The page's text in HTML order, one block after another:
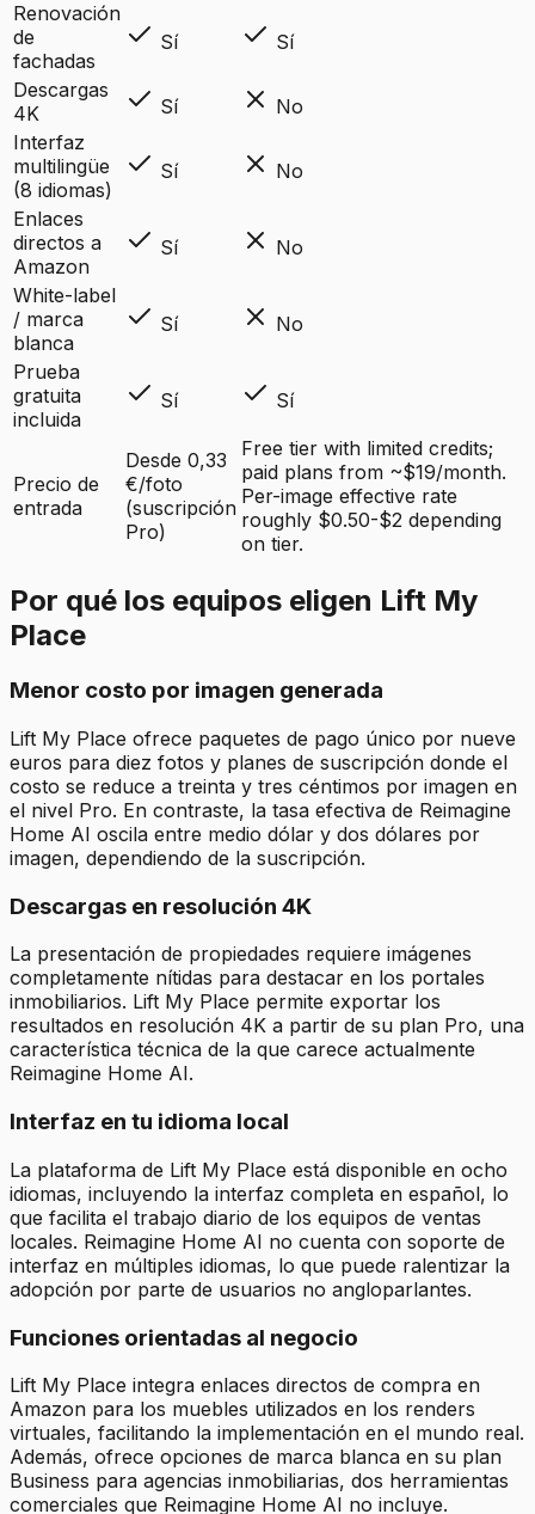
Renovación
de
fachadas
Sí
Sí
Descargas
4K
Sí
No
Interfaz
multilingüe
(8 idiomas)
Sí
No
Enlaces
directos a
Amazon
Sí
No
White-label
/ marca
blanca
Sí
No
Prueba
gratuita
incluida
Sí Sí
Precio de
entrada
Desde 0,33
€/foto
(suscripción
Pro)
Free tier with limited credits;
paid plans from ~$19/month.
Per-image effective rate
roughly $0.50-$2 depending
on tier.
Por qué los equipos eligen Lift My
Place
Menor costo por imagen generada
Lift My Place ofrece paquetes de pago único por nueve
euros para diez fotos y planes de suscripción donde el
costo se reduce a treinta y tres céntimos por imagen en
el nivel Pro. En contraste, la tasa efectiva de Reimagine
Home AI oscila entre medio dólar y dos dólares por
imagen, dependiendo de la suscripción.
Descargas en resolución 4K
La presentación de propiedades requiere imágenes
completamente nítidas para destacar en los portales
inmobiliarios. Lift My Place permite exportar los
resultados en resolución 4K a partir de su plan Pro, una
característica técnica de la que carece actualmente
Reimagine Home AI.
Interfaz en tu idioma local
La plataforma de Lift My Place está disponible en ocho
idiomas, incluyendo la interfaz completa en español, lo
que facilita el trabajo diario de los equipos de ventas
locales. Reimagine Home AI no cuenta con soporte de
interfaz en múltiples idiomas, lo que puede ralentizar la
adopción por parte de usuarios no angloparlantes.
Funciones orientadas al negocio
Lift My Place integra enlaces directos de compra en
Amazon para los muebles utilizados en los renders
virtuales, facilitando la implementación en el mundo real.
Además, ofrece opciones de marca blanca en su plan
Business para agencias inmobiliarias, dos herramientas
comerciales que Reimagine Home AI no incluye.